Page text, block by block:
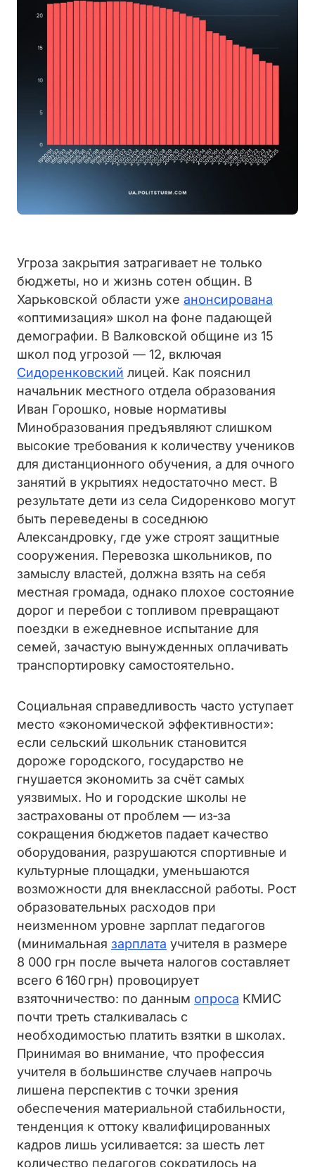
Угроза закрытия затрагивает не только
бюджеты, но и жизнь сотен общин. В
Харьковской области уже анонсирована
«оптимизация» школ на фоне падающей
демографии. В Валковской общине из 15
школ под угрозой — 12, включая
Сидоренковский лицей. Как пояснил
начальник местного отдела образования
Иван Горошко, новые нормативы
Минобразования предъявляют слишком
высокие требования к количеству учеников
для дистанционного обучения, а для очного
занятий в укрытиях недостаточно мест. В
результате дети из села Сидоренково могут
быть переведены в соседнюю
Александровку, где уже строят защитные
сооружения. Перевозка школьников, по
замыслу властей, должна взять на себя
местная громада, однако плохое состояние
дорог и перебои с топливом превращают
поездки в ежедневное испытание для
семей, зачастую вынужденных оплачивать
транспортировку самостоятельно.
Социальная справедливость часто уступает
место «экономической эффективности»:
если сельский школьник становится
дороже городского, государство не
гнушается экономить за счёт самых
уязвимых. Но и городские школы не
застрахованы от проблем — из‑за
сокращения бюджетов падает качество
оборудования, разрушаются спортивные и
культурные площадки, уменьшаются
возможности для внеклассной работы. Рост
образовательных расходов при
неизменном уровне зарплат педагогов
(минимальная зарплата учителя в размере
8 000 грн после вычета налогов составляет
всего 6 160 грн) провоцирует
взяточничество: по данным опроса КМИС
почти треть сталкивалась с
необходимостью платить взятки в школах.
Принимая во внимание, что профессия
учителя в большинстве случаев напрочь
лишена перспектив с точки зрения
обеспечения материальной стабильности,
тенденция к оттоку квалифицированных
кадров лишь усиливается: за шесть лет
количество педагогов сократилось на